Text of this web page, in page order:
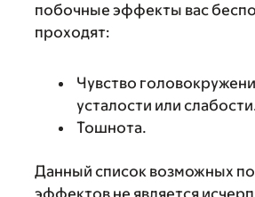
побочные эффекты вас
проходят:
Чувство
усталости или
Тошнота.
Данный список возможных
эффектов не является